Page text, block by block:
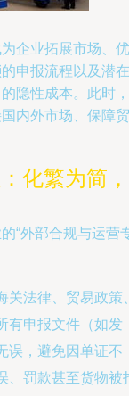
企业拓展市场、优
申报流程以及潜在
隐性成本。此时，
内外市场、保障贸
化繁为简，
“外部合规与运营
关法律、贸易政策
有申报文件（如发
误，避免因单证不
、罚款甚至货物被